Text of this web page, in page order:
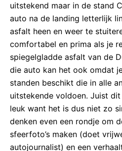
uitstekend maar in de stand
auto na de landing letterlijk
asfalt heen en weer te
comfortabel en prima als je
spiegelgladde asfalt van de
die auto kan het ook omdat
standen beschikt die in alle
uitstekende voldoen. Juist dit
leuk want het is dus niet zo
denken even een rondje om
sfeerfoto’s maken (doet
autojournalist) en een